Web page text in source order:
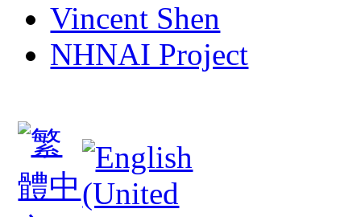
Vincent Shen
NHNAI Project